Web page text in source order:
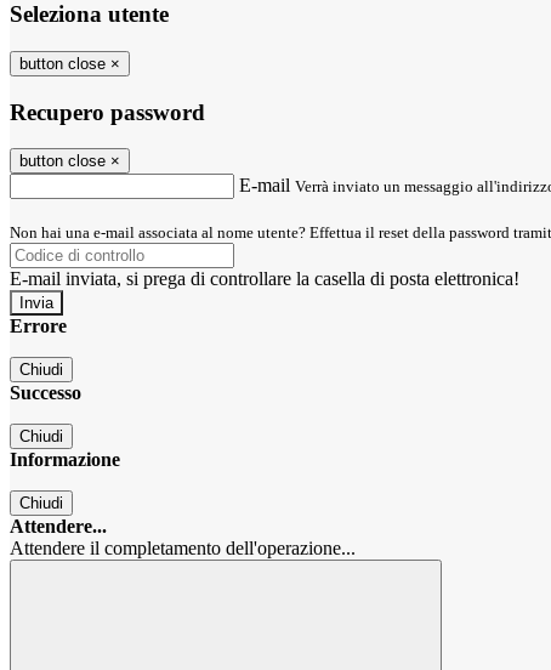
Seleziona utente
button close ×
Recupero password
button close ×
E-mail Verrà inviato un messaggio
Non hai una e-mail associata al nome utente? Effettua il reset della password
E-mail inviata, si prega di controllare la casella di posta elettronica!
Errore
Chiudi
Successo
Chiudi
Informazione
Chiudi
Attendere...
Attendere il completamento dell'operazione...